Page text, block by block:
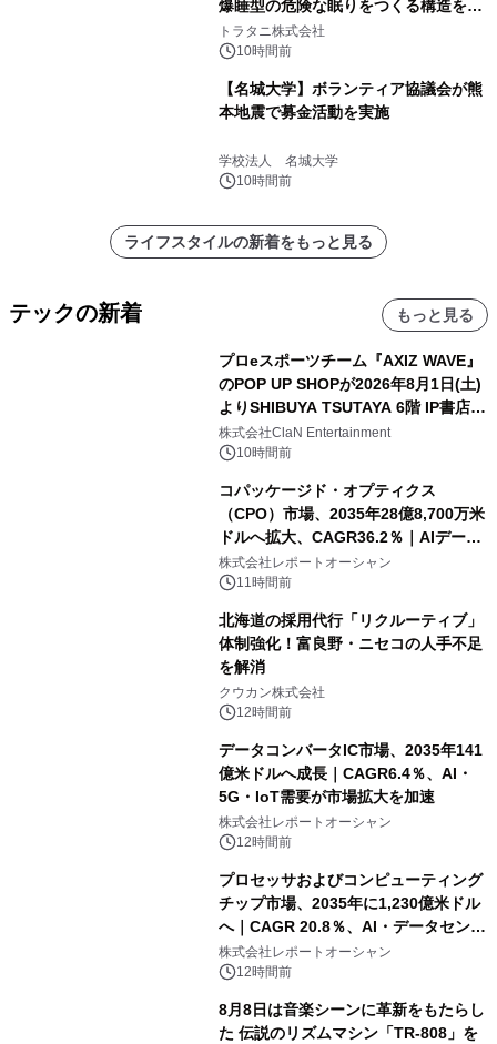
爆睡型の危険な眠りをつくる構造を解
説
トラタニ株式会社
10時間前
【名城大学】ボランティア協議会が熊
本地震で募金活動を実施
学校法人 名城大学
10時間前
ライフスタイルの新着をもっと見る
テックの新着 もっと見る
プロeスポーツチーム『AXIZ WAVE』
のPOP UP SHOPが2026年8月1日(土)
よりSHIBUYA TSUTAYA 6階 IP書店で
開催決定！！
株式会社ClaN Entertainment
10時間前
コパッケージド・オプティクス
（CPO）市場、2035年28億8,700万米
ドルへ拡大、CAGR36.2％｜AIデータ
センター・高速光通信需要が成長を加
速
株式会社レポートオーシャン
11時間前
北海道の採用代行「リクルーティブ」
体制強化！富良野・ニセコの人手不足
を解消
クウカン株式会社
12時間前
データコンバータIC市場、2035年141
億米ドルへ成長｜CAGR6.4％、AI・
5G・IoT需要が市場拡大を加速
株式会社レポートオーシャン
12時間前
プロセッサおよびコンピューティング
チップ市場、2035年に1,230億米ドル
へ｜CAGR 20.8％、AI・データセンタ
ー需要が成長を牽引
株式会社レポートオーシャン
12時間前
8月8日は音楽シーンに革新をもたらし
た 伝説のリズムマシン「TR-808」を